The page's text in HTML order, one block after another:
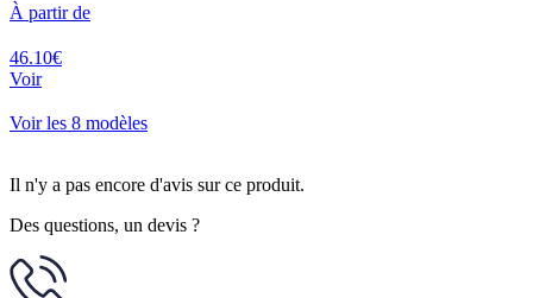
À partir de
46.10€
Voir
Voir les 8 modèles
Il n'y a pas encore d'avis sur ce produit.
Des questions, un devis ?